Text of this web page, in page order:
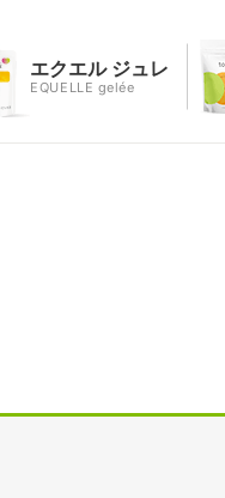
エクエル ジュレ
EQUELLE gelée